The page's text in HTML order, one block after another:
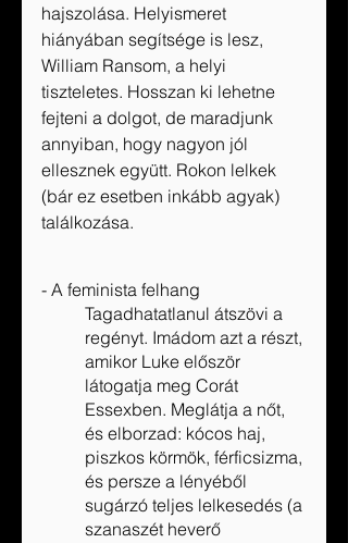
hajszolása. Helyismeret
hiányában segítsége is lesz,
William Ransom, a helyi
tiszteletes. Hosszan ki lehetne
fejteni a dolgot, de maradjunk
annyiban, hogy nagyon jól
ellesznek együtt. Rokon lelkek
(bár ez esetben inkább agyak)
találkozása.
- A feminista felhang
Tagadhatatlanul átszövi a
regényt. Imádom azt a részt,
amikor Luke először
látogatja meg Corát
Essexben. Meglátja a nőt,
és elborzad: kócos haj,
piszkos körmök, férficsizma,
és persze a lényéből
sugárzó teljes lelkesedés (a
szanaszét heverő